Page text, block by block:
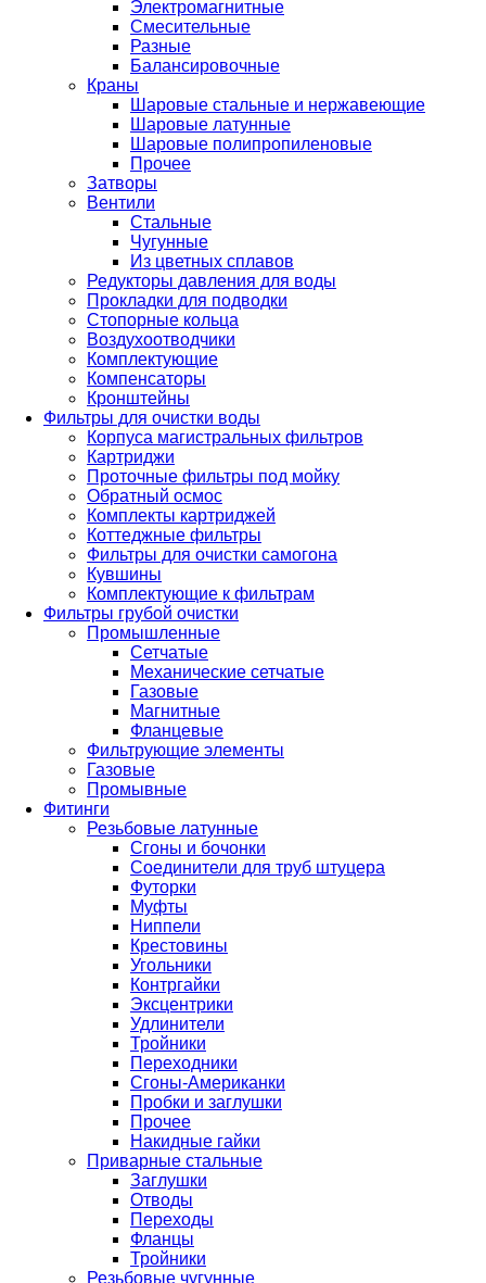
Электромагнитные
Смесительные
Разные
Балансировочные
Краны
Шаровые стальные и нержавеющие
Шаровые латунные
Шаровые полипропиленовые
Прочее
Затворы
Вентили
Стальные
Чугунные
Из цветных сплавов
Редукторы давления для воды
Прокладки для подводки
Стопорные кольца
Воздухоотводчики
Комплектующие
Компенсаторы
Кронштейны
Фильтры для очистки воды
Корпуса магистральных фильтров
Картриджи
Проточные фильтры под мойку
Обратный осмос
Комплекты картриджей
Коттеджные фильтры
Фильтры для очистки самогона
Кувшины
Комплектующие к фильтрам
Фильтры грубой очистки
Промышленные
Сетчатые
Механические сетчатые
Газовые
Магнитные
Фланцевые
Фильтрующие элементы
Газовые
Промывные
Фитинги
Резьбовые латунные
Сгоны и бочонки
Соединители для труб штуцера
Футорки
Муфты
Ниппели
Крестовины
Угольники
Контргайки
Эксцентрики
Удлинители
Тройники
Переходники
Сгоны-Американки
Пробки и заглушки
Прочее
Накидные гайки
Приварные стальные
Заглушки
Отводы
Переходы
Фланцы
Тройники
Резьбовые чугунные